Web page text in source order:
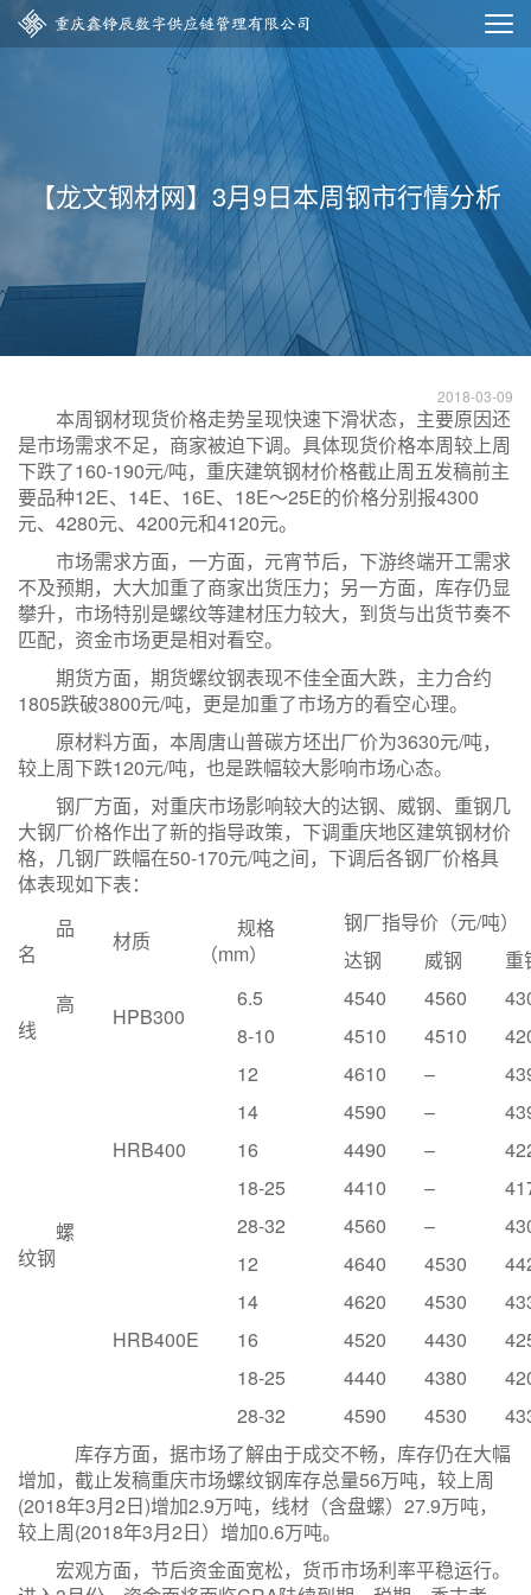
【龙文钢材网】3月9日本周钢市行情分析
2018-03-09
本周钢材现货价格走势呈现快速下滑状态，主要原因还
是市场需求不足，商家被迫下调。具体现货价格本周较上周
下跌了160-190元/吨，重庆建筑钢材价格截止周五发稿前主
要品种12E、14E、16E、18E～25E的价格分别报4300
元、4280元、4200元和4120元。
市场需求方面，一方面，元宵节后，下游终端开工需求
不及预期，大大加重了商家出货压力；另一方面，库存仍显
攀升，市场特别是螺纹等建材压力较大，到货与出货节奏不
匹配，资金市场更是相对看空。
期货方面，期货螺纹钢表现不佳全面大跌，主力合约
1805跌破3800元/吨，更是加重了市场方的看空心理。
原材料方面，本周唐山普碳方坯出厂价为3630元/吨，
较上周下跌120元/吨，也是跌幅较大影响市场心态。
钢厂方面，对重庆市场影响较大的达钢、威钢、重钢几
大钢厂价格作出了新的指导政策，下调重庆地区建筑钢材价
格，几钢厂跌幅在50-170元/吨之间，下调后各钢厂价格具
体表现如下表：
品
名
材质
规格
（mm）
钢厂指导价（元/吨）
达钢
威钢
重
高
线
HPB300
6.5 4540 4560
8-10
4510 4510
螺
纹钢
HRB400
12 4610 –
14
4590 –
16
4490 –
18-25
4410 –
28-32
4560 –
HRB400E
12 4640 4530
14
4620 4530
16
4520 4430
18-25
4440 4380
28-32
4590 4530
库存方面，据市场了解由于成交不畅，库存仍在大幅
增加，截止发稿重庆市场螺纹钢库存总量56万吨，较上周
(2018年3月2日)增加2.9万吨，线材（含盘螺）27.9万吨，
较上周(2018年3月2日）增加0.6万吨。
宏观方面，节后资金面宽松，货币市场利率平稳运行。